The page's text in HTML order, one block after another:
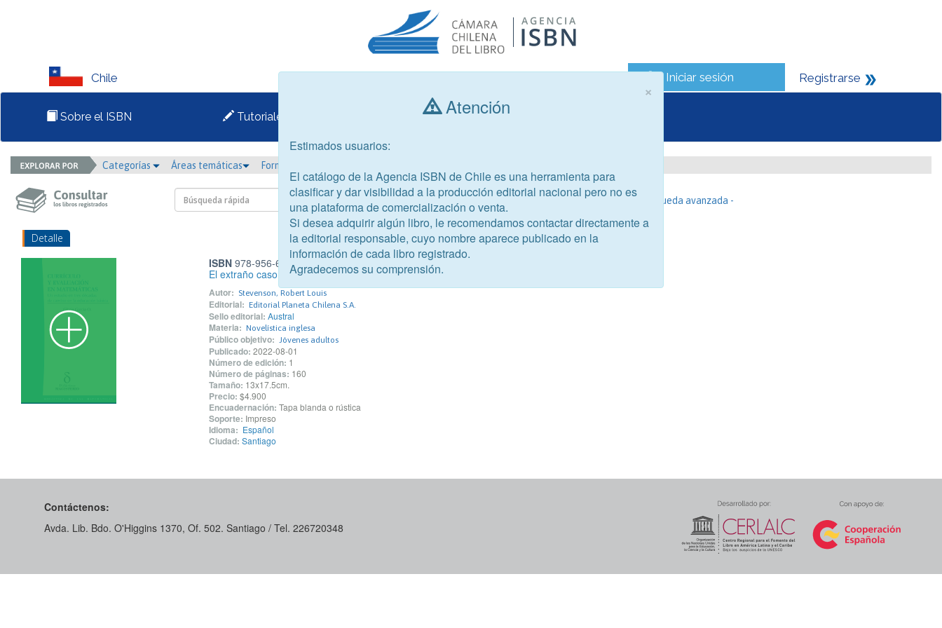
Chile Iniciar sesión Registrarse
Sobre el ISBN Tutoriales Consultar libros
Categorías Áreas temáticas Formato
- Búsqueda avanzada -
Detalle
ISBN978-956-6180-06-7
El extraño caso del Dr. Jekyll y Mr. Hyde
Autor: Stevenson, Robert Louis
Editorial: Editorial Planeta Chilena S.A.
Sello editorial: Austral
Materia: Novelística inglesa
Público objetivo: Jóvenes adultos
Publicado: 2022-08-01
Número de edición: 1
Número de páginas: 160
Tamaño: 13x17.5cm.
Precio: $4.900
Encuadernación: Tapa blanda o rústica
Soporte: Impreso
Idioma: Español
Ciudad: Santiago
Contáctenos:
Avda. Lib. Bdo. O'Higgins 1370, Of. 502. Santiago / Tel. 226720348
×
Atención
Estimados usuarios:
El catálogo de la Agencia ISBN de Chile es una herramienta para
clasificar y dar visibilidad a la producción editorial nacional pero no es
una plataforma de comercialización o venta.
Si desea adquirir algún libro, le recomendamos contactar directamente a
la editorial responsable, cuyo nombre aparece publicado en la
información de cada libro registrado.
Agradecemos su comprensión.